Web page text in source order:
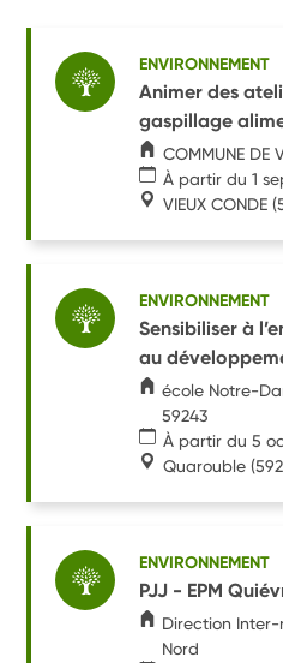
ENVIRONNEMENT
Animer des
gaspillage
COMMUNE DE
À partir du 1
VIEUX CONDE
ENVIRONNEMENT
Sensibiliser à
au
école Notre-
59243
À partir du 5
Quarouble
ENVIRONNEMENT
PJJ - EPM
Direction
Nord